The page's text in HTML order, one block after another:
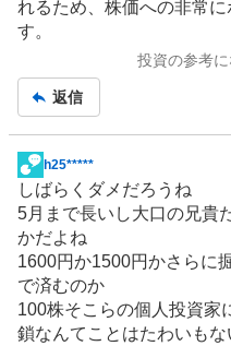
れるため、株価への非常
す。
投資の参考
返信
掲
示
板
記
事
h25*****
しばらくダメだろうね
5月まで長いし大口の兄貴
かだよね
1600円か1500円かさらに
で済むのか
100株そこらの個人投資家
鎖なんてことはたわいもな